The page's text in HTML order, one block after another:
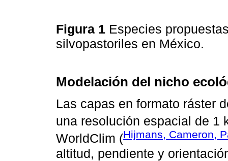
Figura 1 Especies
silvopastoriles en México.
Modelación del nicho
Las capas en formato ráster
una resolución espacial de 1
WorldClim (Hijmans, Cameron,
altitud, pendiente y